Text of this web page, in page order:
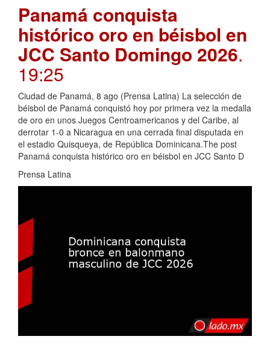
Panamá conquista
histórico oro en béisbol en
JCC Santo Domingo 2026.
19:25
Ciudad de Panamá, 8 ago (Prensa Latina) La selección de
béisbol de Panamá conquistó hoy por primera vez la medalla
de oro en unos Juegos Centroamericanos y del Caribe, al
derrotar 1-0 a Nicaragua en una cerrada final disputada en
el estadio Quisqueya, de República Dominicana.The post
Panamá conquista histórico oro en béisbol en JCC Santo D
Prensa Latina